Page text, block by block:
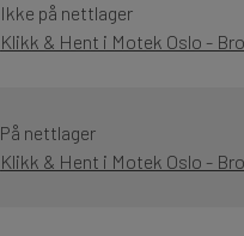
Ikke på nettlager
Klikk & Hent i Motek Oslo -
På nettlager
Klikk & Hent i Motek Oslo -